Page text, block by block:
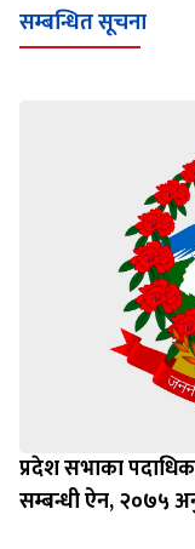
सम्बन्धित सूचना
प्रदेश सभाका
सम्बन्धी ऐन, २०७५